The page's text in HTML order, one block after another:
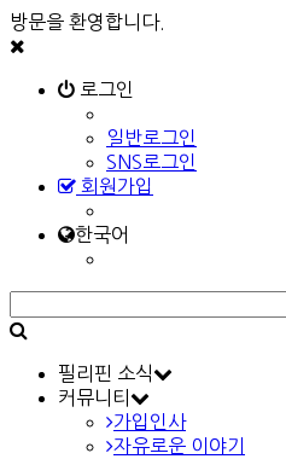
방문을 환영합니다.
로그인
일반로그인
SNS로그인
회원가입
한국어
필리핀 소식
커뮤니티
가입인사
자유로운 이야기